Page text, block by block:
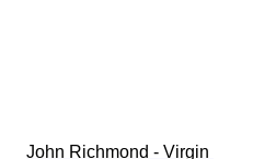
John Richmond - Virgin